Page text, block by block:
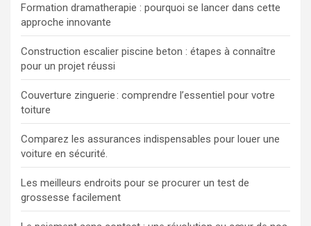
Formation dramatherapie : pourquoi se lancer dans cette
approche innovante
Construction escalier piscine beton : étapes à connaître
pour un projet réussi
Couverture zinguerie : comprendre l’essentiel pour votre
toiture
Comparez les assurances indispensables pour louer une
voiture en sécurité.
Les meilleurs endroits pour se procurer un test de
grossesse facilement